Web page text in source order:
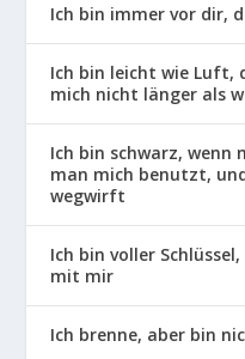
Ich bin immer vor dir,
Ich bin leicht wie Luft,
mich nicht länger als
Ich bin schwarz,
man mich benutzt,
wegwirft
Ich bin voller
mit mir
Ich brenne, aber bin